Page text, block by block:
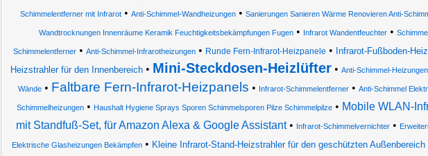
Schimmelentferner mit Infrarot • Anti-Schimmel-Wandheizungen • Sanierungen Sanieren Wärme Renovieren Anti-
Wandtrocknungen Innenräume Keramik Feuchtigkeitsbekämpfungen Fugen • Infrarot Wandentfeuchter •
Schimmelentferner• Anti-Schimmel-Infrarotheizungen• Runde Fern-Infrarot-Heizpanele • Infrarot-Fußboden-
Heizstrahler für den Innenbereich• Mini-Steckdosen-Heizlüfter• Anti-Schimmel-Heizungen
Wände• Faltbare Fern-Infrarot-Heizpanels • Infrarot-Schimmelentferner• Anti-Schimmel
Schimmelheizungen• Haushalt Hygiene Sprays Sporen Schimmelsporen Pilze Schimmelpilze• Mobile WLAN-
mit Standfuß-Set, für Amazon Alexa & Google Assistant• Infrarot-Schimmelvernichter •
Elektrische Glasheizungen Bekämpfen • Kleine Infrarot-Stand-Heizstrahler für den geschützten Außenbereich